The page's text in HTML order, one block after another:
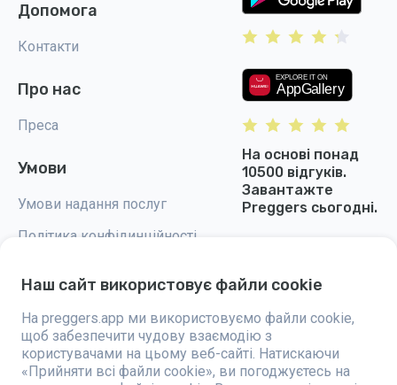
Допомога
Контакти
Про нас
Преса
Умови
Умови надання послуг
Політика конфідинційності
На основі понад
10500 відгуків.
Завантажте
Preggers сьогодні.
Preggers — це додаток, створений шведською компанією Stroller AB у
2017 році, спрямований на полегшення батьківства для майбутніх та
Наш сайт використовує файли cookie
На preggers.app ми використовуємо файли cookie,
щоб забезпечити чудову взаємодію з
користувачами на цьому веб-сайті. Натискаючи
«Прийняти всі файли cookie», ви погоджуєтесь на